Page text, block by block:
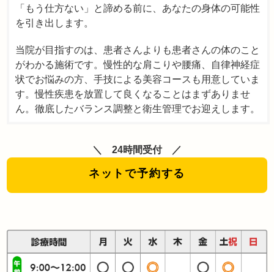
「もう仕方ない」と諦める前に、あなたの身体の可能性
を引き出します。
当院が目指すのは、患者さんよりも患者さんの体のこと
がわかる施術です。慢性的な肩こりや腰痛、自律神経症
状でお悩みの方、手技による美容コースも用意していま
す。慢性疾患を放置して良くなることはまずありませ
ん。徹底したバランス調整と衛生管理でお迎えします。
24時間受付
ネットで予約する